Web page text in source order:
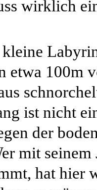
wirklich
etwa 100m
ist nicht
der
mit
hat hier